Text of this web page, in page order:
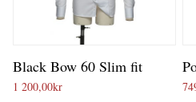
Black Bow 60 Slim fit
1 200,00kr